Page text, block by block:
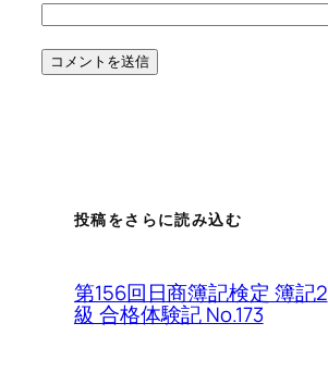
投稿をさらに読み込む
第156回日商簿記検定 簿記2
級 合格体験記 No.173